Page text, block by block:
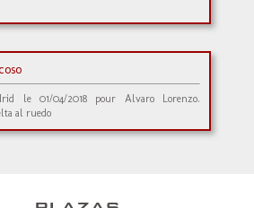
le 01/04/2018 pour Alvaro Lorenzo.
al ruedo